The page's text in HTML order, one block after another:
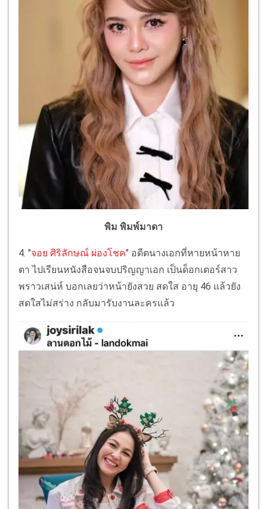
พิม พิมพ์มาดา
4. "จอย ศิริลักษณ์ ผ่องโชค" อดีตนางเอกที่หายหน้าหาย
ตา ไปเรียนหนังสือจนจบปริญญาเอก เป็นด็อกเตอร์สาว
พราวเสน่ห์ บอกเลยว่าหน้ายังสวย สดใส อายุ 46 แล้วยัง
สดใสไม่สร่าง กลับมารับงานละครแล้ว